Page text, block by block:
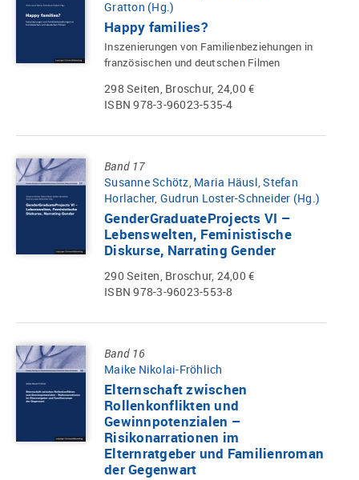
Gratton (Hg.)
Happy families?
Inszenierungen von Familienbeziehungen in
französischen und deutschen Filmen
298 Seiten, Broschur, 24,00 €
ISBN 978-3-96023-535-4
Band 17
Susanne Schötz, Maria Häusl,Stefan
Horlacher, Gudrun Loster-Schneider (Hg.)
GenderGraduateProjects VI –
Lebenswelten, Feministische
Diskurse, Narrating Gender
290 Seiten, Broschur, 24,00 €
ISBN 978-3-96023-553-8
Band 16
Maike Nikolai-Fröhlich
Elternschaft zwischen
Rollenkonflikten und
Gewinnpotenzialen –
Risikonarrationen im
Elternratgeber und Familienroman
der Gegenwart